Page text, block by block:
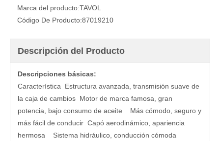
Marca del producto:TAVOL
Código De Producto:87019210
Descripción del Producto
Descripciones básicas:
Característica Estructura avanzada, transmisión suave de
la caja de cambios Motor de marca famosa, gran
potencia, bajo consumo de aceite Más cómodo, seguro y
más fácil de conducir Capó aerodinámico, apariencia
hermosa Sistema hidráulico, conducción cómoda